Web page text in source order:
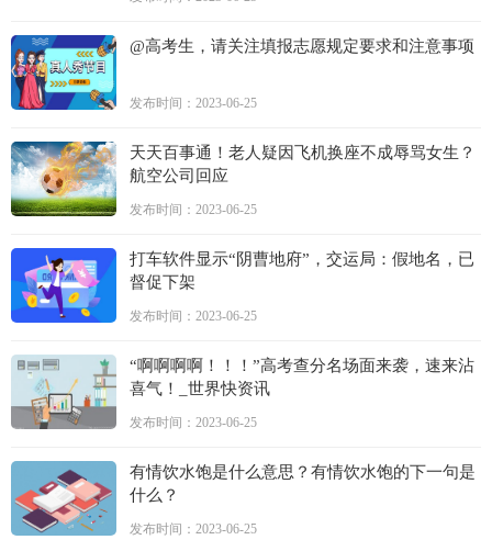
@高考生，请关注填报志愿规定要求和注意事项
发布时间：2023-06-25
天天百事通！老人疑因飞机换座不成辱骂女生？
航空公司回应
发布时间：2023-06-25
打车软件显示“阴曹地府”，交运局：假地名，已
督促下架
发布时间：2023-06-25
“啊啊啊啊！！！”高考查分名场面来袭，速来沾
喜气！_世界快资讯
发布时间：2023-06-25
有情饮水饱是什么意思？有情饮水饱的下一句是
什么？
发布时间：2023-06-25